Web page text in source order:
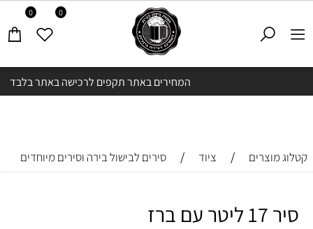
המחירים באתר תקפים לרכישה באתר בלבד
0 0
קטלוג מוצרים / ציוד / סירים לבישול בירה וסירים מיוחדים
סיר 17 ליטר עם ברז